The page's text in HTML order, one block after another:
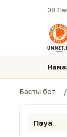
08
Басты бет
Пәтуа